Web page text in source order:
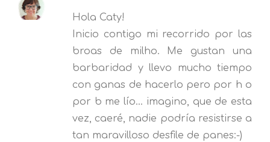
Hola Caty!
Inicio contigo mi recorrido por las
broas de milho. Me gustan una
barbaridad y llevo mucho tiempo
con ganas de hacerlo pero por h o
por b me lío... imagino, que de esta
vez, caeré, nadie podría resistirse a
tan maravilloso desfile de panes:-)